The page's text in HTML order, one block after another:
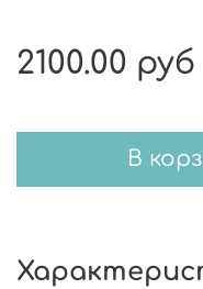
2100.00 руб
В